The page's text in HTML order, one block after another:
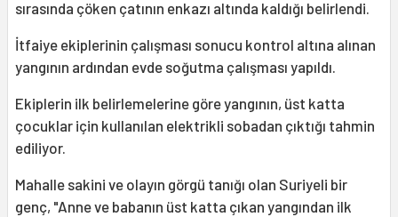
sırasında çöken çatının enkazı altında kaldığı belirlendi.
İtfaiye ekiplerinin çalışması sonucu kontrol altına alınan
yangının ardından evde soğutma çalışması yapıldı.
Ekiplerin ilk belirlemelerine göre yangının, üst katta
çocuklar için kullanılan elektrikli sobadan çıktığı tahmin
ediliyor.
Mahalle sakini ve olayın görgü tanığı olan Suriyeli bir
genç, "Anne ve babanın üst katta çıkan yangından ilk